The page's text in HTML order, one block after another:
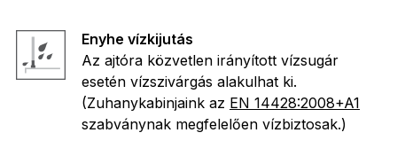
Enyhe vízkijutás
Az ajtóra közvetlen irányított vízsugár
esetén vízszivárgás alakulhat ki.
(Zuhanykabinjaink az EN 14428:2008+A1
szabványnak megfelelően vízbiztosak.)